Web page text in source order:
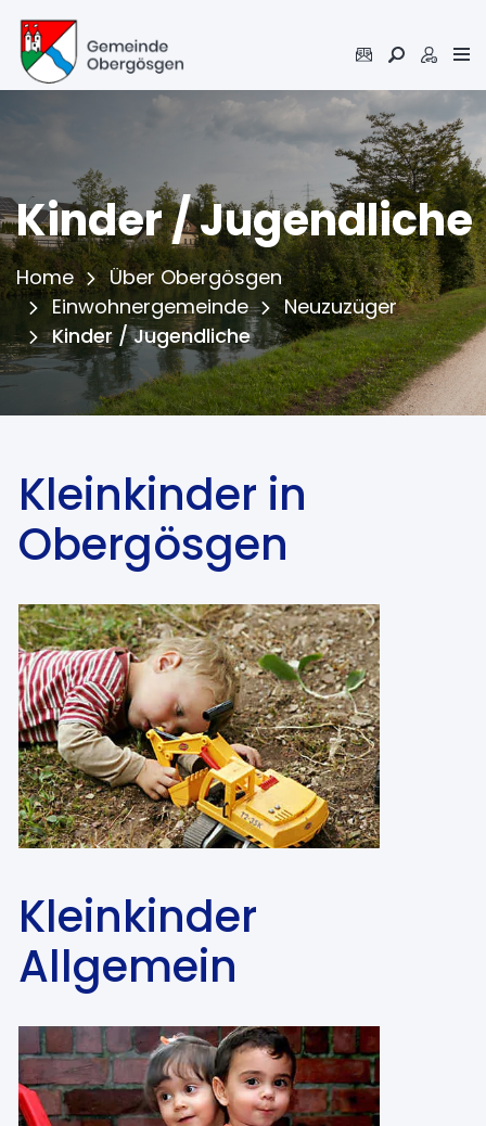
Kopfzeile
Inhalt
Kinder / Jugendliche
Home
Über Obergösgen
Einwohnergemeinde
Neuzuzüger
Kinder / Jugendliche(ausgewählt)
Kleinkinder in
Obergösgen
Kleinkinder
Allgemein